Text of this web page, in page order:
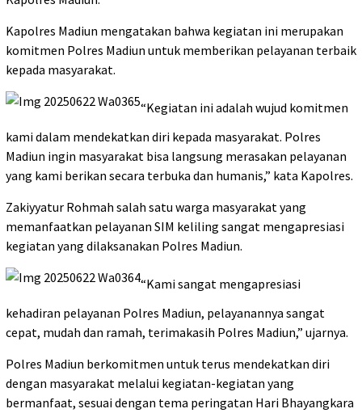
Kapolres Madiun mengatakan bahwa kegiatan ini merupakan
komitmen Polres Madiun untuk memberikan pelayanan terbaik
kepada masyarakat.
“Kegiatan ini adalah wujud komitmen
kami dalam mendekatkan diri kepada masyarakat. Polres
Madiun ingin masyarakat bisa langsung merasakan pelayanan
yang kami berikan secara terbuka dan humanis,” kata Kapolres.
Zakiyyatur Rohmah salah satu warga masyarakat yang
memanfaatkan pelayanan SIM keliling sangat mengapresiasi
kegiatan yang dilaksanakan Polres Madiun.
“Kami sangat mengapresiasi
kehadiran pelayanan Polres Madiun, pelayanannya sangat
cepat, mudah dan ramah, terimakasih Polres Madiun,” ujarnya.
Polres Madiun berkomitmen untuk terus mendekatkan diri
dengan masyarakat melalui kegiatan-kegiatan yang
bermanfaat, sesuai dengan tema peringatan Hari Bhayangkara